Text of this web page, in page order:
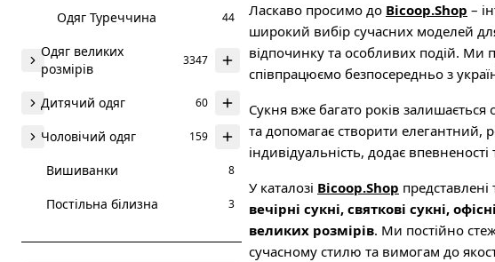
Одяг Туреччина 44
Одяг великих
розмірів
3347
Дитячий одяг 60
Чоловічий одяг 159
Вишиванки 8
Постільна білизна 3
Ласкаво просимо до Bicoop.Shop –
широкий вибір сучасних моделей
відпочинку та особливих подій. Ми
співпрацюємо безпосередньо з
Сукня вже багато років
та допомагає створити
індивідуальність, додає
У каталозі Bicoop.Shop представлені
вечірні сукні, святкові сукні,
великих розмірів. Ми постійно
сучасному стилю та вимогам до